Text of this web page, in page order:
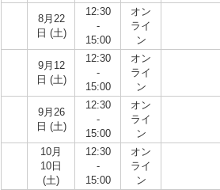
8月22
日 (土)
12:30
-
15:00
オン
ライ
ン
9月12
日 (土)
12:30
-
15:00
オン
ライ
ン
9月26
日 (土)
12:30
-
15:00
オン
ライ
ン
10月
10日
(土)
12:30
-
15:00
オン
ライ
ン